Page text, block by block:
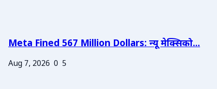
Meta Fined 567 Million Dollars: न्यू मेक्सिको...
Aug 7, 2026 0 5